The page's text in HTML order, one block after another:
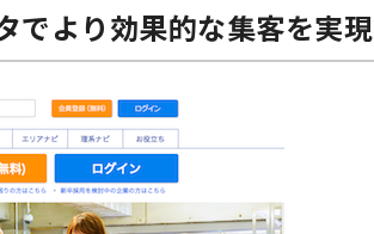
でより効果的な集客を実現